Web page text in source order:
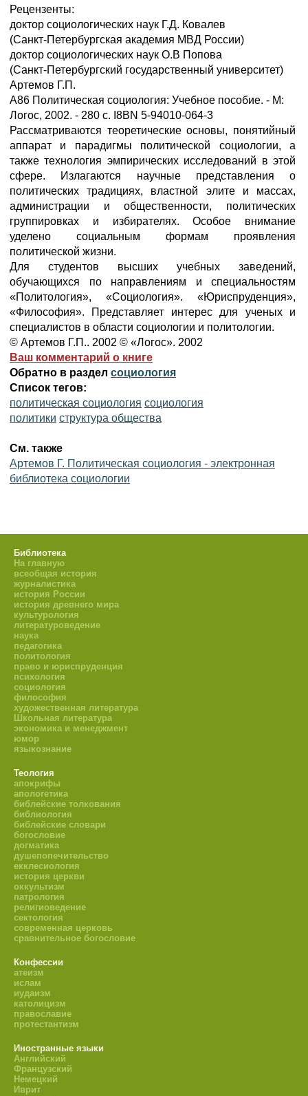
Рецензенты:
доктор социологических наук Г.Д. Ковалев
(Санкт-Петербургская академия МВД России)
доктор социологических наук О.В Попова
(Санкт-Петербургский государственный университет)
Артемов Г.П.
А86 Политическая социология: Учебное пособие. - М:
Логос, 2002. - 280 с. I8ВN 5-94010-064-3
Рассматриваются теоретические основы, понятийный
аппарат и парадигмы политической социологии, а
также технология эмпирических исследований в этой
сфере. Излагаются научные представления о
политических традициях, властной элите и массах,
администрации и общественности, политических
группировках и избирателях. Особое внимание
уделено социальным формам проявления
политической жизни.
Для студентов высших учебных заведений,
обучающихся по направлениям и специальностям
«Политология», «Социология». «Юриспруденция»,
«Философия». Представляет интерес для ученых и
специалистов в области социологии и политологии.
© Артемов Г.П.. 2002 © «Логос». 2002
Ваш комментарий о книге
Обратно в раздел социология
Список тегов:
политическая социология социология
политики структура общества
См. также
Артемов Г. Политическая социология - электронная
библиотека социологии
Библиотека
На главную
всеобщая история
журналистика
история России
история древнего мира
культурология
литературоведение
наука
педагогика
политология
право и юриспруденция
психология
социология
философия
художественная литература
Школьная литература
экономика и менеджмент
юмор
языкознание
Теология
апокрифы
апологетика
библейские толкования
библиология
библейские словари
богословие
догматика
душепопечительство
екклесиология
история церкви
оккультизм
патрология
религиоведение
сектология
современная церковь
сравнительное богословие
Конфессии
атеизм
ислам
иудаизм
католицизм
православие
протестантизм
Иностранные языки
Английский
Французский
Немецкий
Иврит